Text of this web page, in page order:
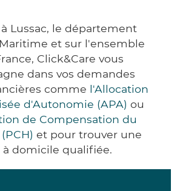
Lussac, le département
et sur l'ensemble
Click&Care vous
dans vos demandes
comme l'Allocation
d'Autonomie (APA) ou
de Compensation du
et pour trouver une
à domicile qualifiée.